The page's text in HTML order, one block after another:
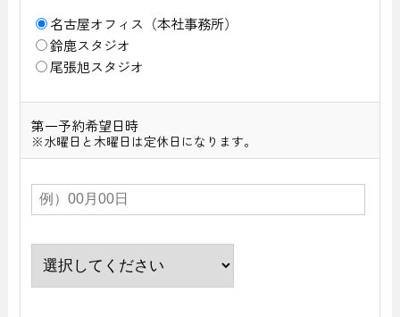
名古屋オフィス（本社事務所）
鈴鹿スタジオ
尾張旭スタジオ
第一予約希望日時
※水曜日と木曜日は定休日になります。